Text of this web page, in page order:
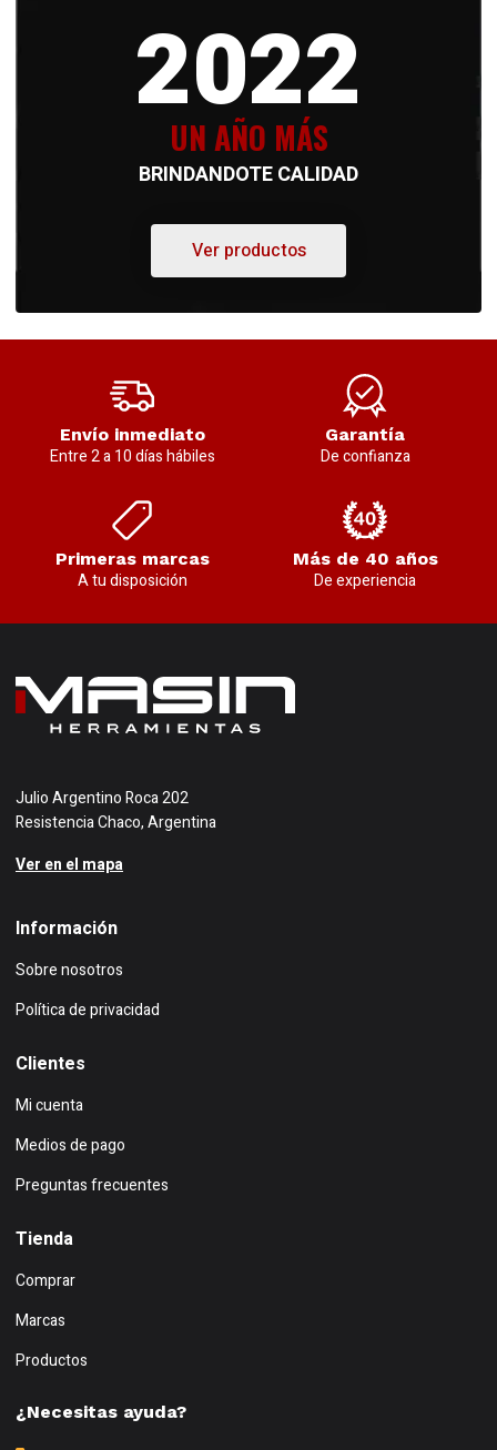
2022
UN AÑO MÁS
BRINDANDOTE CALIDAD
Ver productos
Envío inmediato
Entre 2 a 10 días hábiles
Garantía
De confianza
Primeras marcas
A tu disposición
Más de 40 años
De experiencia
Julio Argentino Roca 202
Resistencia Chaco, Argentina
Ver en el mapa
Información
Sobre nosotros
Política de privacidad
Clientes
Mi cuenta
Medios de pago
Preguntas frecuentes
Tienda
Comprar
Marcas
Productos
¿Necesitas ayuda?